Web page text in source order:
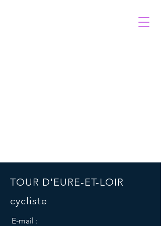
TOUR D'EURE-ET-LOIR
cycliste
E-mail :